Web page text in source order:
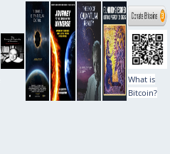
What is
Bitcoin?